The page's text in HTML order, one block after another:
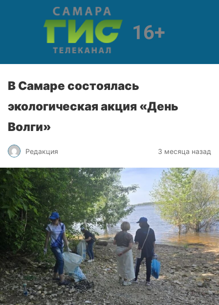
В Самаре состоялась
экологическая акция «День
Волги»
Редакция 3 месяца назад